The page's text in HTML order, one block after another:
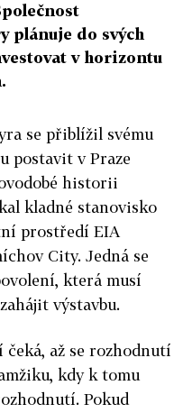
plánuje do svých
v horizontu
se přiblížil svému
postavit v Praze
historii
kladné stanovisko
prostředí EIA
City. Jedná se
která musí
výstavbu.
až se rozhodnutí
kdy k tomu
Pokud